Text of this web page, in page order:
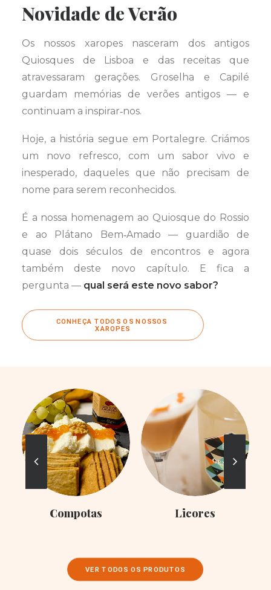
Novidade de Verão
Os nossos xaropes nasceram dos antigos
Quiosques de Lisboa e das receitas que
atravessaram gerações. Groselha e Capilé
guardam memórias de verões antigos — e
continuam a inspirar‑nos.
Hoje, a história segue em Portalegre. Criámos
um novo refresco, com um sabor vivo e
inesperado, daqueles que não precisam de
nome para serem reconhecidos.
É a nossa homenagem ao Quiosque do Rossio
e ao Plátano Bem‑Amado — guardião de
quase dois séculos de encontros e agora
também deste novo capítulo. E fica a
pergunta — qual será este novo sabor?
CONHEÇA TODOS OS NOSSOS
XAROPES
Compotas Licores
VER TODOS OS PRODUTOS